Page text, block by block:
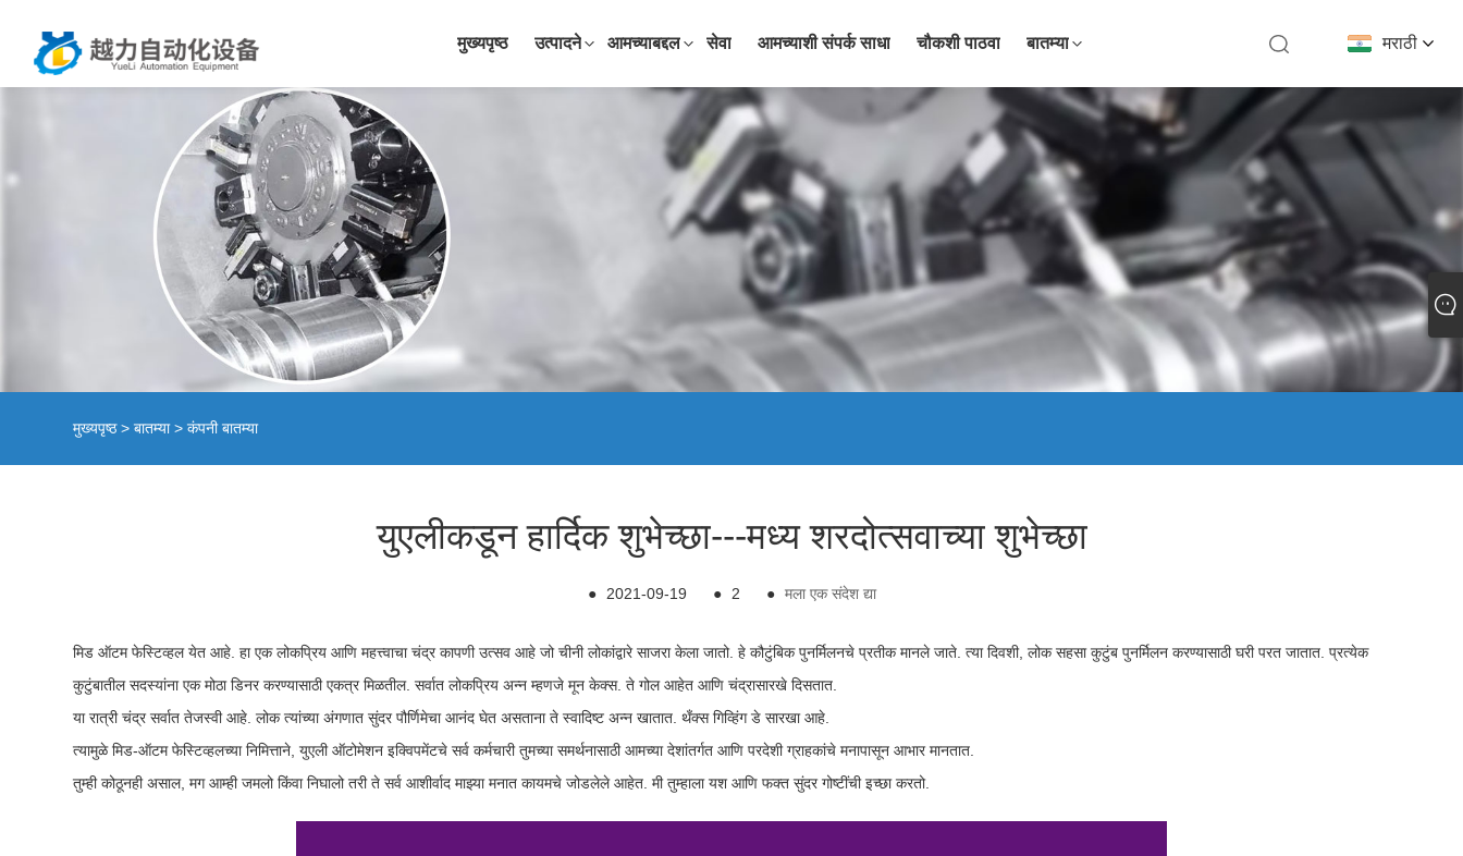
मराठी
मुख्यपृष्ठ उत्पादने आमच्याबद्दल सेवा आमच्याशी संपर्क साधा चौकशी पाठवा बातम्या
मुख्यपृष्ठ > बातम्या>कंपनी बातम्या
युएलीकडून हार्दिक शुभेच्छा---मध्य शरदोत्सवाच्या शुभेच्छा
● 2021-09-19 ● 2 ● मला एक संदेश द्या
मिड ऑटम फेस्टिव्हल येत आहे. हा एक लोकप्रिय आणि महत्त्वाचा चंद्र कापणी उत्सव आहे जो चीनी लोकांद्वारे साजरा केला जातो. हे कौटुंबिक पुनर्मिलनचे प्रतीक मानले जाते. त्या दिवशी, लोक सहसा कुटुंब पुनर्मिलन करण्यासाठी घरी परत जातात. प्रत्येक
कुटुंबातील सदस्यांना एक मोठा डिनर करण्यासाठी एकत्र मिळतील. सर्वात लोकप्रिय अन्न म्हणजे मून केक्स. ते गोल आहेत आणि चंद्रासारखे दिसतात.
या रात्री चंद्र सर्वात तेजस्वी आहे. लोक त्यांच्या अंगणात सुंदर पौर्णिमेचा आनंद घेत असताना ते स्वादिष्ट अन्न खातात. थँक्स गिव्हिंग डे सारखा आहे.
त्यामुळे मिड-ऑटम फेस्टिव्हलच्या निमित्ताने, युएली ऑटोमेशन इक्विपमेंटचे सर्व कर्मचारी तुमच्या समर्थनासाठी आमच्या देशांतर्गत आणि परदेशी ग्राहकांचे मनापासून आभार मानतात.
तुम्ही कोठूनही असाल, मग आम्ही जमलो किंवा निघालो तरी ते सर्व आशीर्वाद माझ्या मनात कायमचे जोडलेले आहेत. मी तुम्हाला यश आणि फक्त सुंदर गोष्टींची इच्छा करतो.